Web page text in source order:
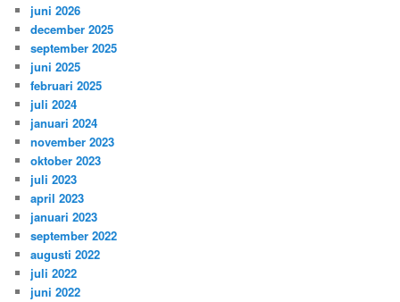
juni 2026
december 2025
september 2025
juni 2025
februari 2025
juli 2024
januari 2024
november 2023
oktober 2023
juli 2023
april 2023
januari 2023
september 2022
augusti 2022
juli 2022
juni 2022